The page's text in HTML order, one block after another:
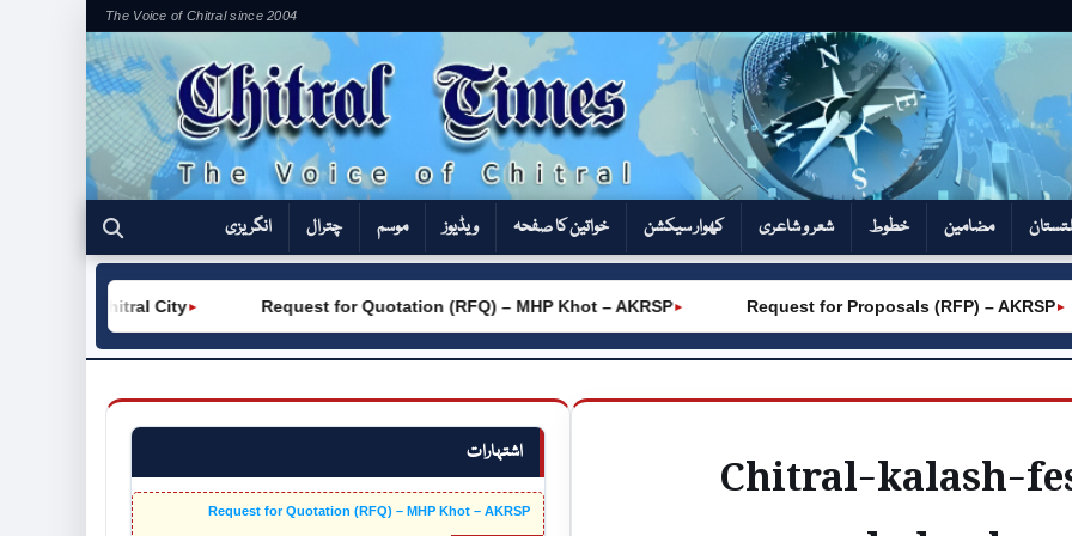
The Voice of Chitral since 2004
مضامین خطوط شعر و شاعری کھوار سیکشن‎ خواتین کا صفحہ ویڈیوز موسم چترال انگریزی
►
Request for Quotation (RFQ) – MHP Khot – AKRSP
►
(W) Chitral City ►
Request for Proposals (RFP) – AKRSP
اشتہارات
Request for Quotation (RFQ) – MHP Khot – AKRSP Chitral-kalash-